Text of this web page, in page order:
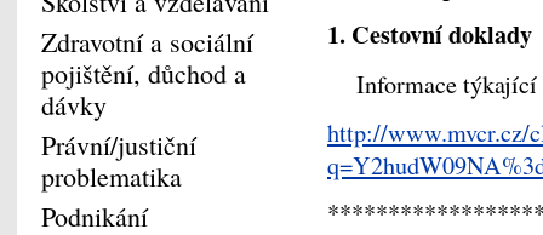
1. Cestovní doklady
Informace týkající
http://www.mvcr.cz/
Zdravotní a sociální
pojištění, důchod a
dávky
Právní/justiční
problematika
Podnikání